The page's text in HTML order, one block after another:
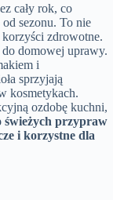
cały rok, co
sezonu. To nie
zdrowotne.
domowej uprawy.
i
sprzyjają
kosmetykach.
ozdobę kuchni,
świeżych przypraw
i korzystne dla